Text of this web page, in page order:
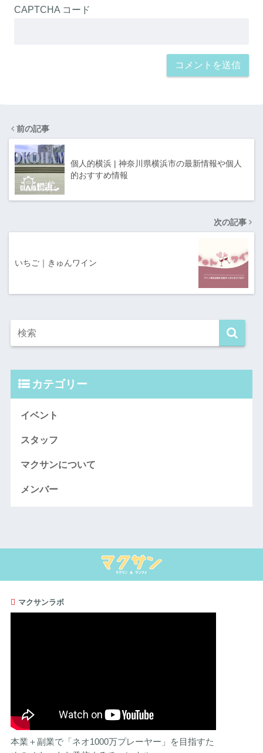
CAPTCHA コード
前の記事
個人的横浜 | 神奈川県横浜市の最新情報や個人
的おすすめ情報
次の記事
いちご｜きゅんワイン
カテゴリー
イベント
スタッフ
マクサンについて
メンバー
マクサンラボ
本業＋副業で「ネオ1000万プレーヤー」を目指すた